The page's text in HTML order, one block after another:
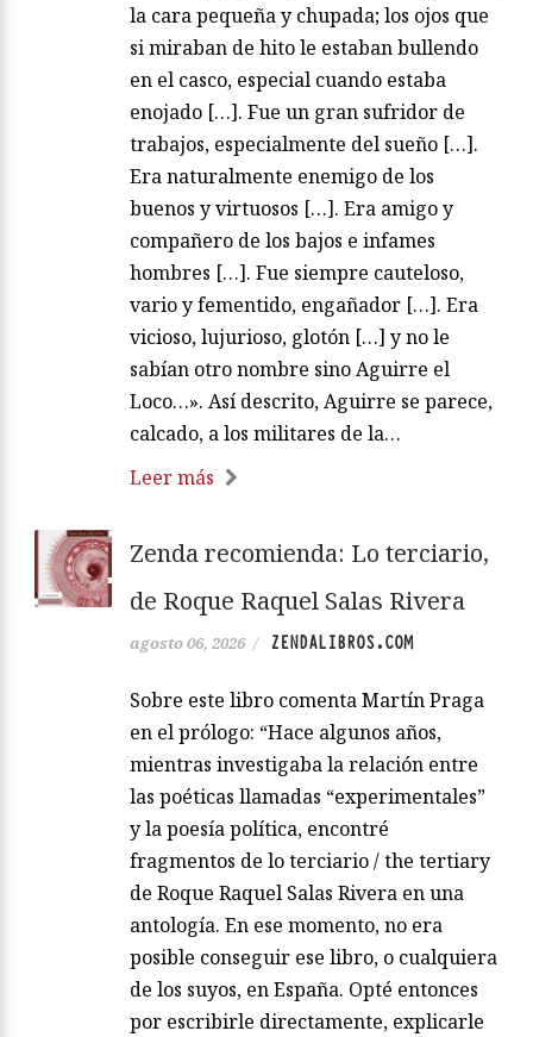
la cara pequeña y chupada; los ojos que
si miraban de hito le estaban bullendo
en el casco, especial cuando estaba
enojado […]. Fue un gran sufridor de
trabajos, especialmente del sueño […].
Era naturalmente enemigo de los
buenos y virtuosos […]. Era amigo y
compañero de los bajos e infames
hombres […]. Fue siempre cauteloso,
vario y fementido, engañador […]. Era
vicioso, lujurioso, glotón […] y no le
sabían otro nombre sino Aguirre el
Loco…». Así descrito, Aguirre se parece,
calcado, a los militares de la…
Leer más
Zenda recomienda: Lo terciario,
de Roque Raquel Salas Rivera
agosto 06, 2026 / ZENDALIBROS.COM
Sobre este libro comenta Martín Praga
en el prólogo: “Hace algunos años,
mientras investigaba la relación entre
las poéticas llamadas “experimentales”
y la poesía política, encontré
fragmentos de lo terciario / the tertiary
de Roque Raquel Salas Rivera en una
antología. En ese momento, no era
posible conseguir ese libro, o cualquiera
de los suyos, en España. Opté entonces
por escribirle directamente, explicarle